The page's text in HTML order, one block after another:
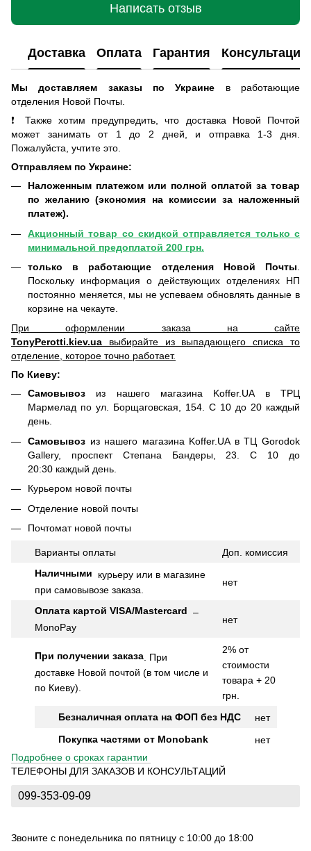
Написать отзыв
Доставка Оплата Гарантия Консультация
Мы доставляем заказы по Украине
в работающие
отделения Новой Почты
❗ Также хотим предупредить, что доставка Новой Почтой
может занимать от 1 до 2 дней, и отправка 1-3 дня.
Пожалуйста, учтите это.
Отправляем по Украине:
Наложенным платежом или полной оплатой за товар
по желанию (экономия на комиссии за наложенный
платеж).
Акционный товар со скидкой отправляется только с
минимальной предоплатой 200 грн.
только в работающие отделения Новой Почты
Поскольку информация о действующих отделениях НП
постоянно меняется, мы не успеваем обновлять данные в
корзине на чекауте.
При оформлении заказа на сайте
TonyPerotti.kiev.ua выбирайте из выпадающего списка то
отделение, которое точно работает.
По Киеву:
Самовывоз из нашего магазина Koffer.UA в ТРЦ
Мармелад по ул. Борщаговская, 154. С 10 до 20 каждый
день.
Самовывоз из нашего магазина Koffer.UA в ТЦ Gorodok
Gallery, проспект Степана Бандеры, 23. С 10 до
20:30 каждый день.
Курьером новой почты
Отделение новой почты
Почтомат новой почты
Варианты оплаты Доп. комиссия
Наличными курьеру или в магазине
при самовывозе заказа.
нет
Оплата картой VISA/Mastercard –
MonoPay
нет
При получении заказа. При
доставке Новой почтой (в том числе и
по Киеву).
2% от
стоимости
товара + 20
грн.
Безналичная оплата на ФОП без НДС
нет
Покупка частями от Monobank
нет
Подробнее о сроках гарантии
ТЕЛЕФОНЫ ДЛЯ ЗАКАЗОВ И КОНСУЛЬТАЦИЙ
099-353-09-09
Звоните с понедельника по пятницу с 10:00 до 18:00